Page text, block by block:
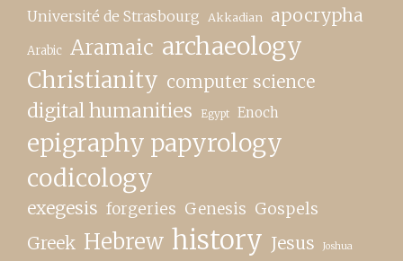
Université de Strasbourg Akkadian apocrypha
Arabic Aramaic archaeology
Christianity computer science
digital humanities Egypt Enoch
epigraphy papyrology
codicology
exegesis forgeries Genesis Gospels
Greek Hebrew history Jesus Joshua